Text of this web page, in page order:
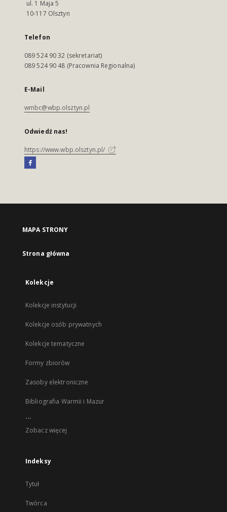
ul. 1 Maja 5
10-117 Olsztyn
Telefon
089 524 90 32 (sekretariat)
089 524 90 48 (Pracownia Regionalna)
E-Mail
wmbc@wbp.olsztyn.pl
Odwiedź nas!
https://www.wbp.olsztyn.pl/
MAPA STRONY
Strona główna
Kolekcje
Kolekcje instytucji
Kolekcje osób prywatnych
Kolekcje tematyczne
Formy zbiorów
Zasoby elektroniczne
Bibliografia Warmii i Mazur
...
Zobacz więcej
Indeksy
Tytuł
Twórca